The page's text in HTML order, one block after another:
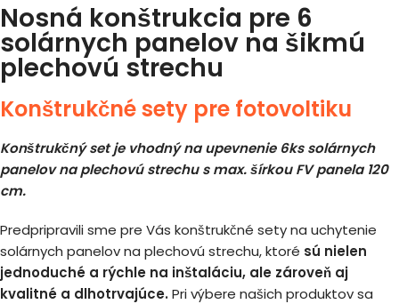
Nosná konštrukcia pre 6
solárnych panelov na šikmú
plechovú strechu
Konštrukčné sety pre fotovoltiku
Konštrukčný set je vhodný na upevnenie 6ks solárnych
panelov na plechovú strechu s max. šírkou FV panela 120
cm.
Predpripravili sme pre Vás konštrukčné sety na uchytenie
solárnych panelov na plechovú strechu, ktoré sú nielen
jednoduché a rýchle na inštaláciu, ale zároveň aj
kvalitné a dlhotrvajúce. Pri výbere našich produktov sa